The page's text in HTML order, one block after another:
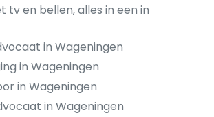
tv en bellen, alles in een in
in Wageningen
in Wageningen
in Wageningen
in Wageningen